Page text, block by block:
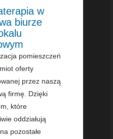
w
biurze
pomieszczeń
oferty
przez naszą
firmę. Dzięki
które
oddziałują
pozostałe